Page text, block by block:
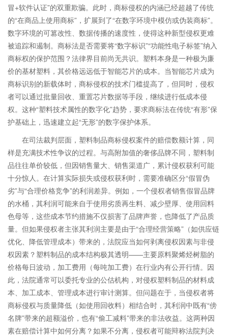
冒+软件认证”的双重欺骗。此时，商标侵权的内涵已经超越了传统
的“在商品上使用商标”，扩展到了“在数字环境中模仿或伪装商标”。
数字环境的可篡改性、数据传播的速度性，使得这种新型侵权更难
被追踪和遏制。商标法是否需要将“数字标识”“功能性电子标签”纳入
商标权的保护范围？法律界目前尚无共识。塑料本身是一种极为廉
价的基材塑料，其价格远远低于智能芯片的成本。当智能芯片成为
商标识别的新载体时，商标侵权的技术门槛提高了，但同时，侵权
者可以通过批量回收、重置芯片数据等手段，继续进行低成本侵
权。这种“塑料技术属性的数字化”趋势，要求商标法在传统“有形”保
护基础上，迅速建立起“无形”的数字保护体系。
在司法裁判层面，塑料制品商标侵权案件的赔偿数额计算，同
样是充满技术性争议的过程。与高附加值的奢侈品牌不同，塑料制
品往往单价较低，但因销售量大、销售渠道广，累计侵权获利可能
十分惊人。在计算实际损失或侵权获利时，需要准确区分“假冒伪
劣”与“合理价格竞争”的利润差异。例如，一个侵权者销售假冒品牌
的水桶，其利润可能来自于使用劣质再生料、减少壁厚、使用回料
色母等，这些成本节约措施不仅损害了品牌声誉，也降低了产品质
量。但如果侵权者主张其利润主要是由于“合理经营策略”（如供应链
优化、降低管理成本）带来的，法院应当如何剥离侵权因素与非侵
权因素？塑料制品的成本结构极其透明——主要原料聚烯烃树脂的
价格每日波动，加工费用（每吨加工费）在行业内有公开行情。因
此，法院通常可以委托专业的公估机构，对侵权塑料制品的材料成
本、加工成本、管理成本进行审计测算。但问题在于，当侵权者将
商标侵权与质量降低（如使用回收料）相结合时，其利润中既有“傍
名牌”带来的超额溢价，也有“偷工减料”带来的非法收益。这两种因
素在赔偿计算中如何分离？如果不分离，侵权者可能辩称法院判决